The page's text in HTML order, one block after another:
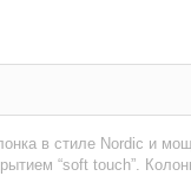
в стиле Nordic и
“soft touch”.